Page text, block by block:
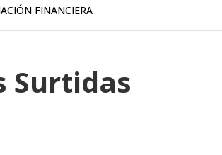
FINANCIERA
Surtidas